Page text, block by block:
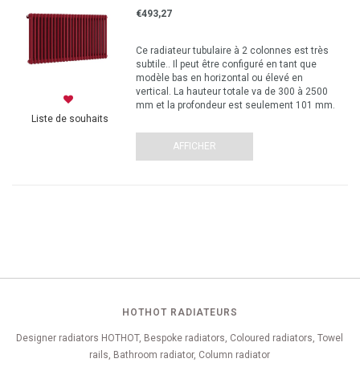
Liste de souhaits
€493,27
Ce radiateur tubulaire à 2 colonnes est très
subtile.. Il peut être configuré en tant que
modèle bas en horizontal ou élevé en
vertical. La hauteur totale va de 300 à 2500
mm et la profondeur est seulement 101 mm.
AFFICHER
HOTHOT RADIATEURS
Designer radiators HOTHOT, Bespoke radiators, Coloured radiators, Towel
rails, Bathroom radiator, Column radiator